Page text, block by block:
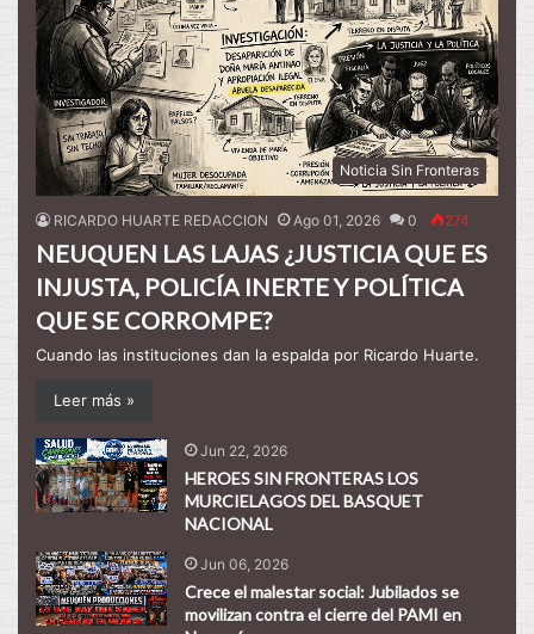
Noticia Sin Fronteras
RICARDO HUARTE REDACCION Ago 01, 2026 0 274
NEUQUEN LAS LAJAS ¿JUSTICIA QUE ES
INJUSTA, POLICÍA INERTE Y POLÍTICA
QUE SE CORROMPE?
Cuando las instituciones dan la espalda por Ricardo Huarte.
Leer más »
Jun 22, 2026
HEROES SIN FRONTERAS LOS
MURCIELAGOS DEL BASQUET
NACIONAL
Jun 06, 2026
Crece el malestar social: Jubilados se
movilizan contra el cierre del PAMI en